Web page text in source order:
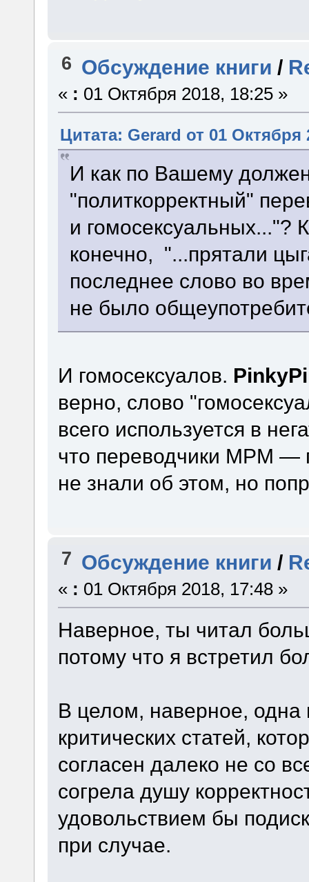
6 Обсуждение книги /
« : 01 Октября 2018, 18:25 »
Цитата: Gerard от 01 Октября
И как по Вашему
"политкорректный"
и гомосексуальных..."?
конечно, "...прятали
последнее слово во
не было
И гомосексуалов.
верно, слово
всего используется в
что переводчики МРМ —
не знали об этом, но
7 Обсуждение книги /
« : 01 Октября 2018, 17:48 »
Наверное, ты читал
потому что я встретил
В целом, наверное, одна
критических статей,
согласен далеко не со
согрела душу
удовольствием бы
при случае.